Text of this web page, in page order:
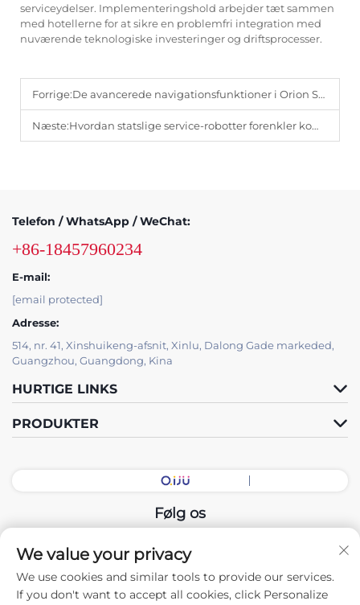
serviceydelser. Implementeringshold arbejder tæt sammen
med hotellerne for at sikre en problemfri integration med
nuværende teknologiske investeringer og driftsprocesser.
Forrige:De avancerede navigationsfunktioner i Orion Star-robotten til komplekse lobbyer.
Næste:Hvordan statslige service-robotter forenkler komplekse offentlige forespørgselsprocesser.
Telefon / WhatsApp / WeChat:
+86-18457960234
E-mail:
[email protected]
Adresse:
514, nr. 41, Xinshuikeng-afsnit, Xinlu, Dalong Gade markeded,
Guangzhou, Guangdong, Kina
HURTIGE LINKS
PRODUKTER
Følg os
Copyright © 2026 China Guangdong Udstillingshal Intelligent
Equipment Co., Ltd. Alle rettigheder forbeholdes. -
Privatlivspolitik
We value your privacy
We use cookies and similar tools to provide our services.
If you don't want to accept all cookies, click Personalize